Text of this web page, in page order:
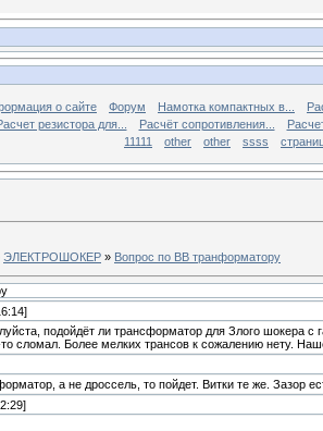
о сайте Форум Намотка компактных в...
резистора для... Расчёт сопротивления...
11111
other other ssss
ЭЛЕКТРОШОКЕР » Вопрос по ВВ транформатору
подойдёт ли трансформатор для Злого шокера
сломал. Более мелких трансов к сожалению нету.
а не дроссель, то пойдет. Витки те же. Зазор